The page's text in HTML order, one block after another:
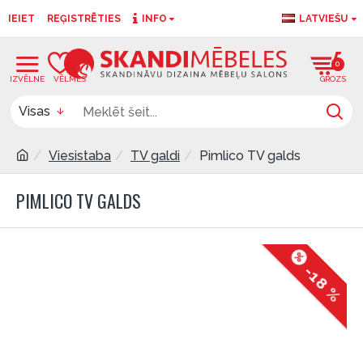
IEIET REĢISTRĒTIES INFO LATVIEŠU
0
Visas
Viesistaba TV galdi Pimlico TV galds
PIMLICO TV GALDS
-18 %